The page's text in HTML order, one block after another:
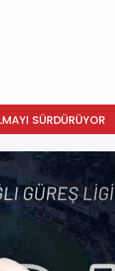
SÜRDÜRÜYOR